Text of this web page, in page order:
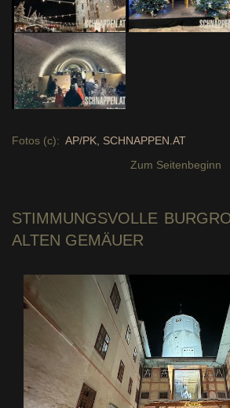
Fotos (c): AP/PK, SCHNAPPEN.AT
Zum Seitenbeginn
STIMMUNGSVOLLE
ALTEN GEMÄUER